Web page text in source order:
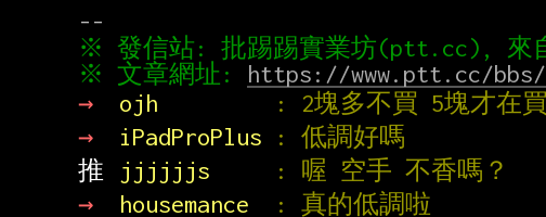
※ 文章網址: https://www.ptt.cc/bbs/
→
ojh : 2塊多不買 5塊才在
→
iPadProPlus : 低調好嗎
推
jjjjjjs : 喔 空手 不香嗎？
→
housemance : 真的低調啦